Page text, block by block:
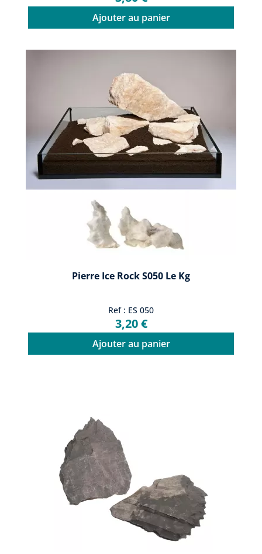
Ajouter au panier
Pierre Ice Rock S050 Le Kg
Ref : ES 050
3,20 €
Ajouter au panier